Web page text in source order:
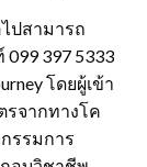
ปสามารถ
397 5333
โดยผู้เข้า
จากทางโค
รรมการ